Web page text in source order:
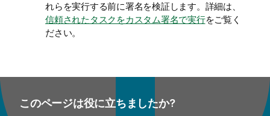
れらを実行する前に署名を検証します。詳細は、
信頼されたタスクをカスタム署名で実行をご覧く
ださい。
このページは役に立ちましたか?